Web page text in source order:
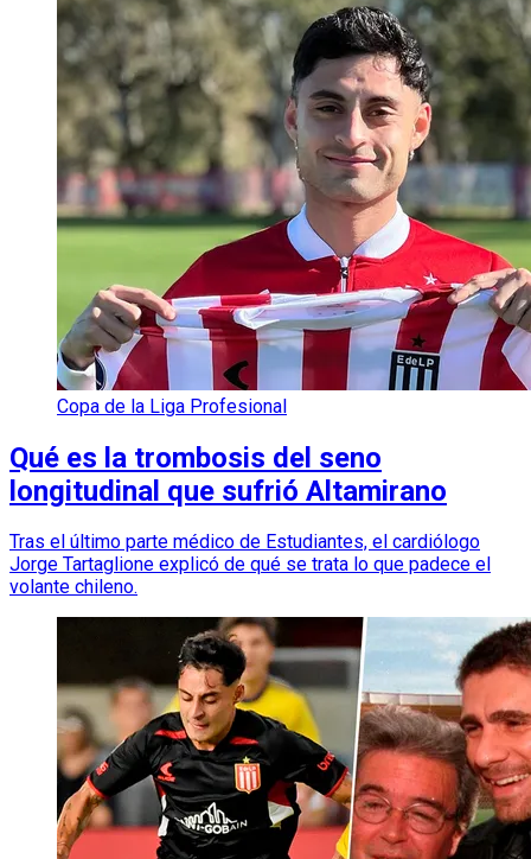
Copa de la Liga Profesional
Qué es la trombosis del seno
longitudinal que sufrió Altamirano
Tras el último parte médico de Estudiantes, el cardiólogo
Jorge Tartaglione explicó de qué se trata lo que padece el
volante chileno.